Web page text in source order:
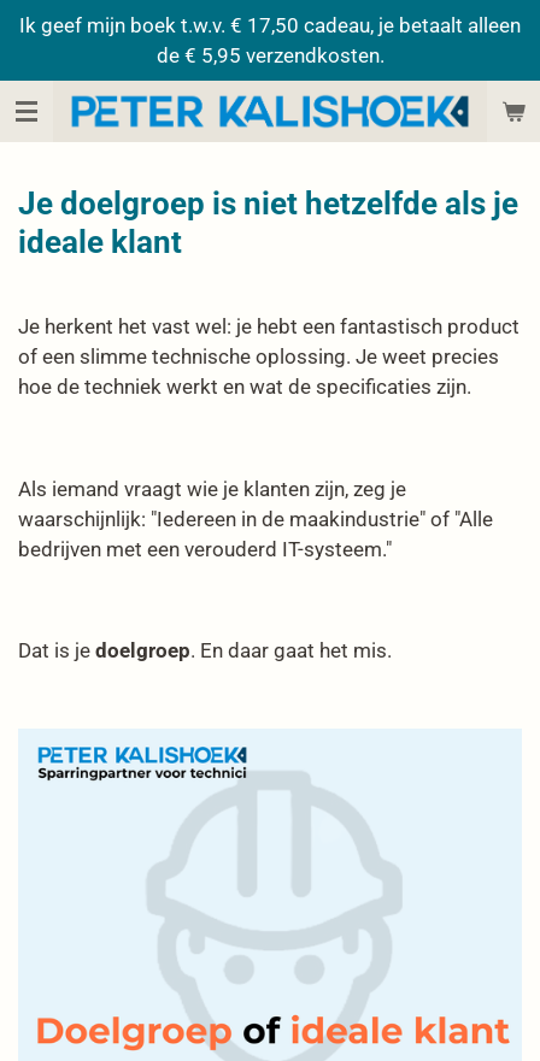
Ga
naar
de
hoofdinhoud
Ik geef mijn boek t.w.v. € 17,50 cadeau, je betaalt alleen
de € 5,95 verzendkosten.
Je doelgroep is niet hetzelfde als je
ideale klant
Je herkent het vast wel: je hebt een fantastisch product
of een slimme technische oplossing. Je weet precies
hoe de techniek werkt en wat de specificaties zijn.
Als iemand vraagt wie je klanten zijn, zeg je
waarschijnlijk: "Iedereen in de maakindustrie" of "Alle
bedrijven met een verouderd IT-systeem."
Dat is je doelgroep. En daar gaat het mis.